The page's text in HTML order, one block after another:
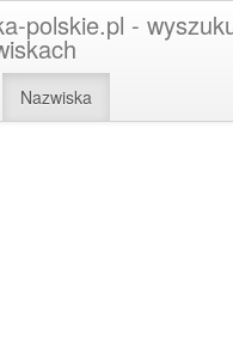
polskie.pl -
Nazwiska